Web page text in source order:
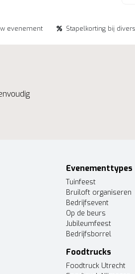
evenement Stapelkorting bij
Evenementtypes
Tuinfeest
Bruiloft organiseren
Bedrijfsevent
Op de beurs
Jubileumfeest
Bedrijfsborrel
Foodtrucks
Foodtruck Utrecht